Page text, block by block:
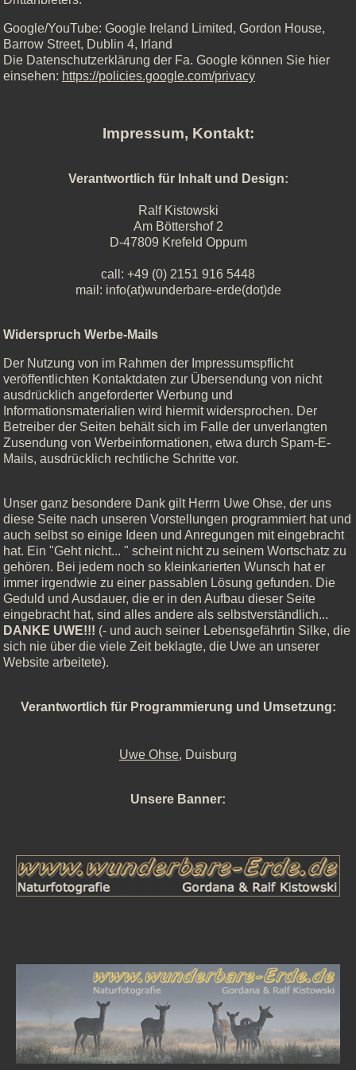
Google/YouTube: Google Ireland Limited, Gordon House,
Barrow Street, Dublin 4, Irland
Die Datenschutzerklärung der Fa. Google können Sie hier
einsehen: https://policies.google.com/privacy
Impressum, Kontakt:
Verantwortlich für Inhalt und Design:
Ralf Kistowski
Am Böttershof 2
D-47809 Krefeld Oppum
call: +49 (0) 2151 916 5448
mail: info(at)wunderbare-erde(dot)de
Widerspruch Werbe-Mails
Der Nutzung von im Rahmen der Impressumspflicht
veröffentlichten Kontaktdaten zur Übersendung von nicht
ausdrücklich angeforderter Werbung und
Informationsmaterialien wird hiermit widersprochen. Der
Betreiber der Seiten behält sich im Falle der unverlangten
Zusendung von Werbeinformationen, etwa durch Spam-E-
Mails, ausdrücklich rechtliche Schritte vor.
Unser ganz besondere Dank gilt Herrn Uwe Ohse, der uns
diese Seite nach unseren Vorstellungen programmiert hat und
auch selbst so einige Ideen und Anregungen mit eingebracht
hat. Ein "Geht nicht... " scheint nicht zu seinem Wortschatz zu
gehören. Bei jedem noch so kleinkarierten Wunsch hat er
immer irgendwie zu einer passablen Lösung gefunden. Die
Geduld und Ausdauer, die er in den Aufbau dieser Seite
eingebracht hat, sind alles andere als selbstverständlich...
DANKE UWE!!! (- und auch seiner Lebensgefährtin Silke, die
sich nie über die viele Zeit beklagte, die Uwe an unserer
Website arbeitete).
Verantwortlich für Programmierung und Umsetzung:
Uwe Ohse, Duisburg
Unsere Banner: